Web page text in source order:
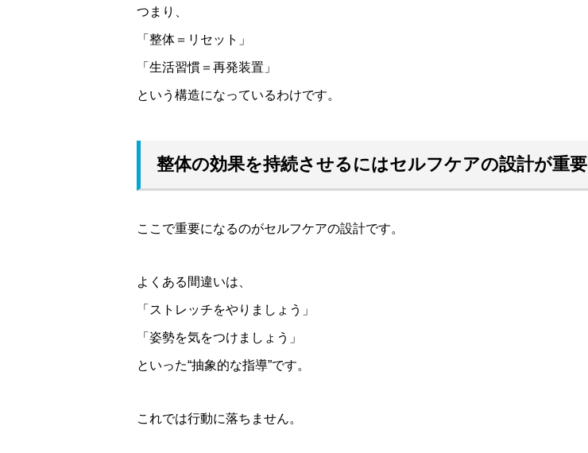
つまり、
「整体＝リセット」
「生活習慣＝再発装置」
という構造になっているわけです。
整体の効果を持続させるにはセルフケアの設計が重要
ここで重要になるのがセルフケアの設計です。
よくある間違いは、
「ストレッチをやりましょう」
「姿勢を気をつけましょう」
といった“抽象的な指導”です。
これでは行動に落ちません。